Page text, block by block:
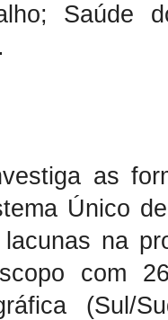
Saúde
as
Único
na
com
(Sul/